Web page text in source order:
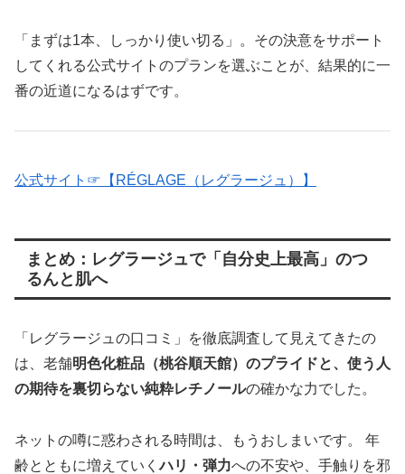
「まずは1本、しっかり使い切る」。その決意をサポート
してくれる公式サイトのプランを選ぶことが、結果的に一
番の近道になるはずです。
公式サイト☞【RÉGLAGE（レグラージュ）】
まとめ：レグラージュで「自分史上最高」のつ
るんと肌へ
「レグラージュの口コミ」を徹底調査して見えてきたの
は、老舗明色化粧品（桃谷順天館）のプライドと、使う人
の期待を裏切らない純粋レチノールの確かな力でした。
ネットの噂に惑わされる時間は、もうおしまいです。 年
齢とともに増えていくハリ・弾力への不安や、手触りを邪